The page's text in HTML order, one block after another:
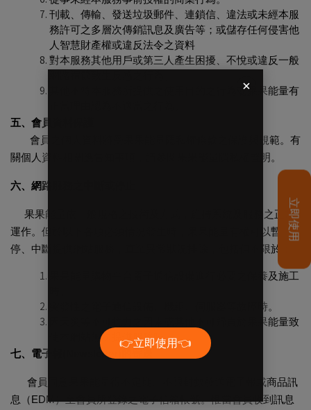
刊載、傳輸、發送垃圾郵件、連鎖信、違法或未經本服
務許可之多層次傳銷訊息及廣告等；或儲存任何侵害他
人智慧財產權或違反法令之資料
對本服務其他用戶或第三人產生困擾、不悅或違反一般
其他不符本服務所提供之使用目的之行為或果果能量有
五、會員資料保護
會員之個人資料將受果果能量隱私權條款之保護與規範。有
關個人資料相關應告知事項，請參閱果果能量隱私權聲明。
六、網路服務之中斷或停止
果果能量依一般規格之技術及方式，維持系統及服務之正常
運作。但於以下各項必須情況發生時，果果能量有權可以暫
停、中斷提供網站服務，直至異常狀況排除，包括但不限於：
果果能量購物平台電子通信設備進行必要之保養及施工
突發性之電子通信設備、機組、伺服器等故障時。
因天災等不可抗力之因素或其他不可歸責於果果能量致
使本網站無法提供服務時。
七、電子報
(Newsletter)
會員同意果果能量得不定期、不限封數發送電子報或商品訊
息（EDM）至會員所登錄之電子信箱帳號。惟當會員收到訊息